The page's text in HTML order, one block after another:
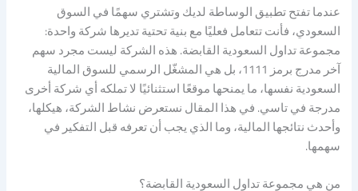
عندما تفتح تطبيق الوساطة لديك وتشتري سهمًا في السوق
السعودي، فأنت تتعامل فعليًا مع بنية تحتية تديرها شركة واحدة:
مجموعة تداول السعودية القابضة. هذه الشركة ليست مجرد سهم
آخر مدرج برمز 1111، بل هي المشغّل الرسمي للسوق المالية
السعودية نفسها، ما يمنحها موقعًا استثنائيًا لا تملكه أي شركة أخرى
مدرجة في تاسي. في هذا المقال نستعرض نشاط الشركة، هيكلها،
وأحدث نتائجها المالية، وما الذي يجب أن تعرفه قبل التفكير في
سهمها.
من هي مجموعة تداول السعودية القابضة؟